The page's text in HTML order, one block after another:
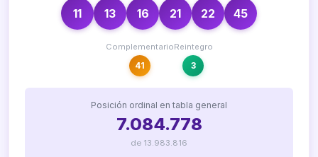
11 13 16 21 22 45
Complementario
41
Reintegro
3
Posición ordinal en tabla general
7.084.778
de 13.983.816